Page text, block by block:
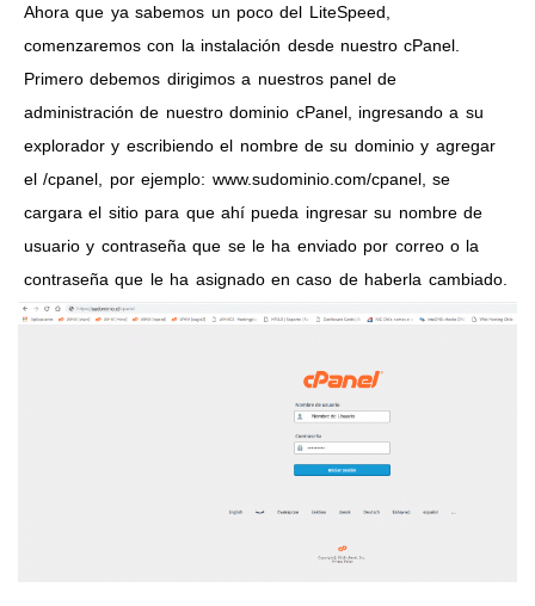
Ahora que ya sabemos un poco del LiteSpeed,
comenzaremos con la instalación desde nuestro cPanel.
Primero debemos dirigimos a nuestros panel de
administración de nuestro dominio cPanel, ingresando a su
explorador y escribiendo el nombre de su dominio y agregar
el /cpanel, por ejemplo: www.sudominio.com/cpanel, se
cargara el sitio para que ahí pueda ingresar su nombre de
usuario y contraseña que se le ha enviado por correo o la
contraseña que le ha asignado en caso de haberla cambiado.